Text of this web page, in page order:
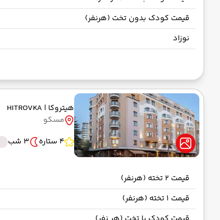
قیمت کودک بدون تخت (هرنفر)
نوزاد
هیتروکا | HITROVKA
مسکو
4 ستاره
3 شب
قیمت 2 تخته (هرنفر)
قیمت 1 تخته (هرنفر)